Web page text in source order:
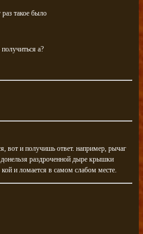
раз такое было
а?
вот и получишь ответ. например, рычаг
раздроченной дыре крышки
и ломается в самом слабом месте.